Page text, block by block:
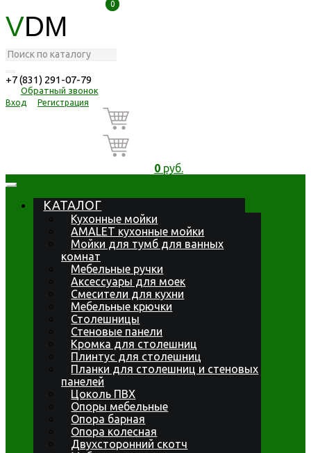
VDM
+7 (831) 291-07-79
Обратный звонок
Вход Регистрация
0
0
0руб.
КАТАЛОГ
Кухонные мойки
AMALET кухонные мойки
Мойки для тумб для ванных
комнат
Мебельные ручки
Аксессуары для моек
Смесители для кухни
Мебельные крючки
Столешницы
Стеновые панели
Кромка для столешниц
Плинтус для столешниц
Планки для столешниц и стеновых
панелей
Цоколь ПВХ
Опоры мебельные
Опора барная
Опора колесная
Двухсторонний скотч